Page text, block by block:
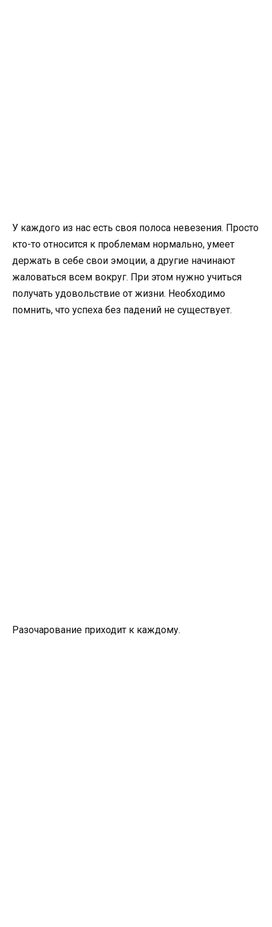
У каждого из нас есть своя полоса невезения. Просто
кто-то относится к проблемам нормально, умеет
держать в себе свои эмоции, а другие начинают
жаловаться всем вокруг. При этом нужно учиться
получать удовольствие от жизни. Необходимо
помнить, что успеха без падений не существует.
Разочарование приходит к каждому.